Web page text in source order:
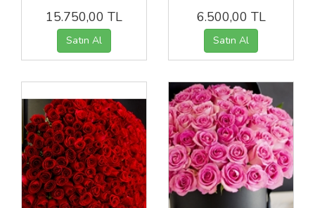
15.750,00 TL 6.500,00 TL